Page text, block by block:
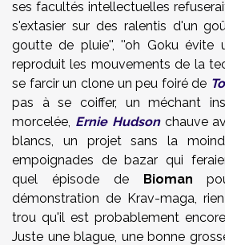
ses facultés intellectuelles
s'extasier sur des ralentis d'un
goutte de pluie'', ''oh Goku évite
reproduit les mouvements de la
se farcir un clone un peu foiré de
pas à se coiffer, un méchant
morcelée, Ernie Hudsonchauve
blancs, un projet sans la
empoignades de bazar qui
quel épisode de Bioman
démonstration de Krav-maga,
trou qu'il est probablement
Juste une blague, une bonne